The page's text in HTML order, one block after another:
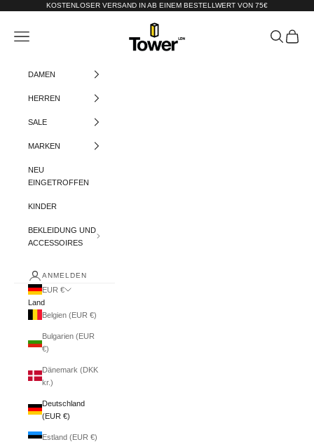
Zum Inhalt springenKOSTENLOSER VERSAND IN AB EINEM BESTELLWERT VON 75€
Tower-London.De
Menü Suchen
DAMEN
HERREN
SALE
MARKEN
NEU
EINGETROFFEN
KINDER
BEKLEIDUNG UND
ACCESSOIRES
ANMELDEN
EUR €
Land
Belgien (EUR €)
Bulgarien (EUR
€)
Dänemark (DKK
kr.)
Deutschland
(EUR €)
Estland (EUR €)